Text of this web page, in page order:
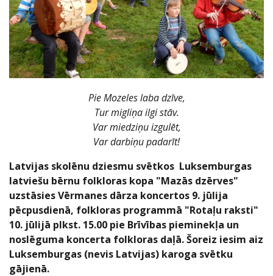
Pie Mozeles laba dzīve,
Tur migliņa ilgi stāv.
Var miedziņu izgulēt,
Var darbiņu padarīt!
Latvijas skolēnu dziesmu svētkos Luksemburgas
latviešu bērnu folkloras kopa "Mazās dzērves"
uzstāsies Vērmanes dārza koncertos 9. jūlija
pēcpusdienā, folkloras programmā "Rotaļu raksti"
10. jūlijā plkst. 15.00 pie Brīvības pieminekļa un
noslēguma koncerta folkloras daļā. Šoreiz iesim aiz
Luksemburgas (nevis Latvijas) karoga svētku
gājienā.